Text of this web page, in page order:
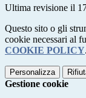
Ultima revisione il
Questo sito o gli
cookie necessari al
COOKIE POLICY.
Personalizza
Gestione cookie